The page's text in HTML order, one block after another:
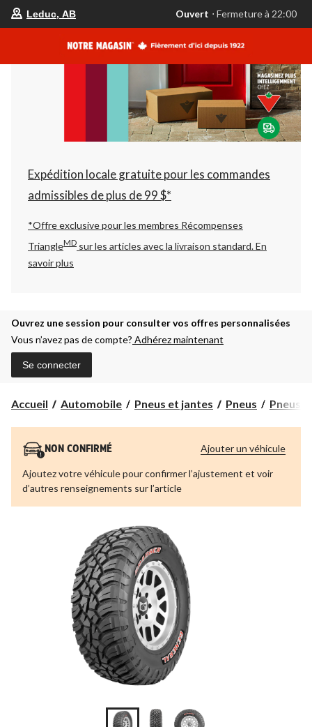
votre
est
AB,
Ouvert,
Fermeture
à
22:00
changer
Leduc, AB Ouvert ⋅ Fermeture à 22:00
Expédition locale gratuite pour les commandes
admissibles de plus de 99 $*
*Offre exclusive pour les membres Récompenses
TriangleMD sur les articles avec la livraison standard.En
savoir plus
Ouvrez une session pour consulter vos offres personnalisées
Vous n’avez pas de compte? Adhérez maintenant
Se connecter
Accueil Automobile Pneus et jantes Pneus Pneus
NON CONFIRMÉ
Ajoutez votre véhicule pour confirmer l’ajustement et voir
d’autres renseignements sur l’article
Ajouter un véhicule